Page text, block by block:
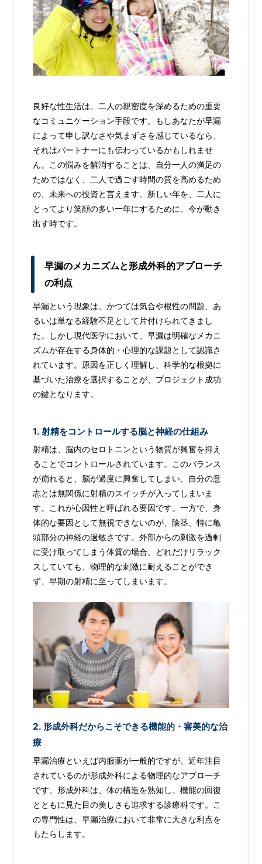
良好な性生活は、二人の親密度を深めるための重要
なコミュニケーション手段です。もしあなたが早漏
によって申し訳なさや気まずさを感じているなら、
それはパートナーにも伝わっているかもしれませ
ん。この悩みを解消することは、自分一人の満足の
ためではなく、二人で過ごす時間の質を高めるため
の、未来への投資と言えます。新しい年を、二人に
とってより笑顔の多い一年にするために、今が動き
出す時です。
早漏のメカニズムと形成外科的アプローチ
の利点
早漏という現象は、かつては気合や根性の問題、あ
るいは単なる経験不足として片付けられてきまし
た。しかし現代医学において、早漏は明確なメカニ
ズムが存在する身体的・心理的な課題として認識さ
れています。原因を正しく理解し、科学的な根拠に
基づいた治療を選択することが、プロジェクト成功
の鍵となります。
1. 射精をコントロールする脳と神経の仕組み
射精は、脳内のセロトニンという物質が興奮を抑え
ることでコントロールされています。このバランス
が崩れると、脳が過度に興奮してしまい、自分の意
志とは無関係に射精のスイッチが入ってしまいま
す。これが心因性と呼ばれる要因です。一方で、身
体的な要因として無視できないのが、陰茎、特に亀
頭部分の神経の過敏さです。外部からの刺激を過剰
に受け取ってしまう体質の場合、どれだけリラック
スしていても、物理的な刺激に耐えることができ
ず、早期の射精に至ってしまいます。
2. 形成外科だからこそできる機能的・審美的な治
療
早漏治療といえば内服薬が一般的ですが、近年注目
されているのが形成外科による物理的なアプローチ
です。形成外科は、体の構造を熟知し、機能の回復
とともに見た目の美しさも追求する診療科です。こ
の専門性は、早漏治療において非常に大きな利点を
もたらします。